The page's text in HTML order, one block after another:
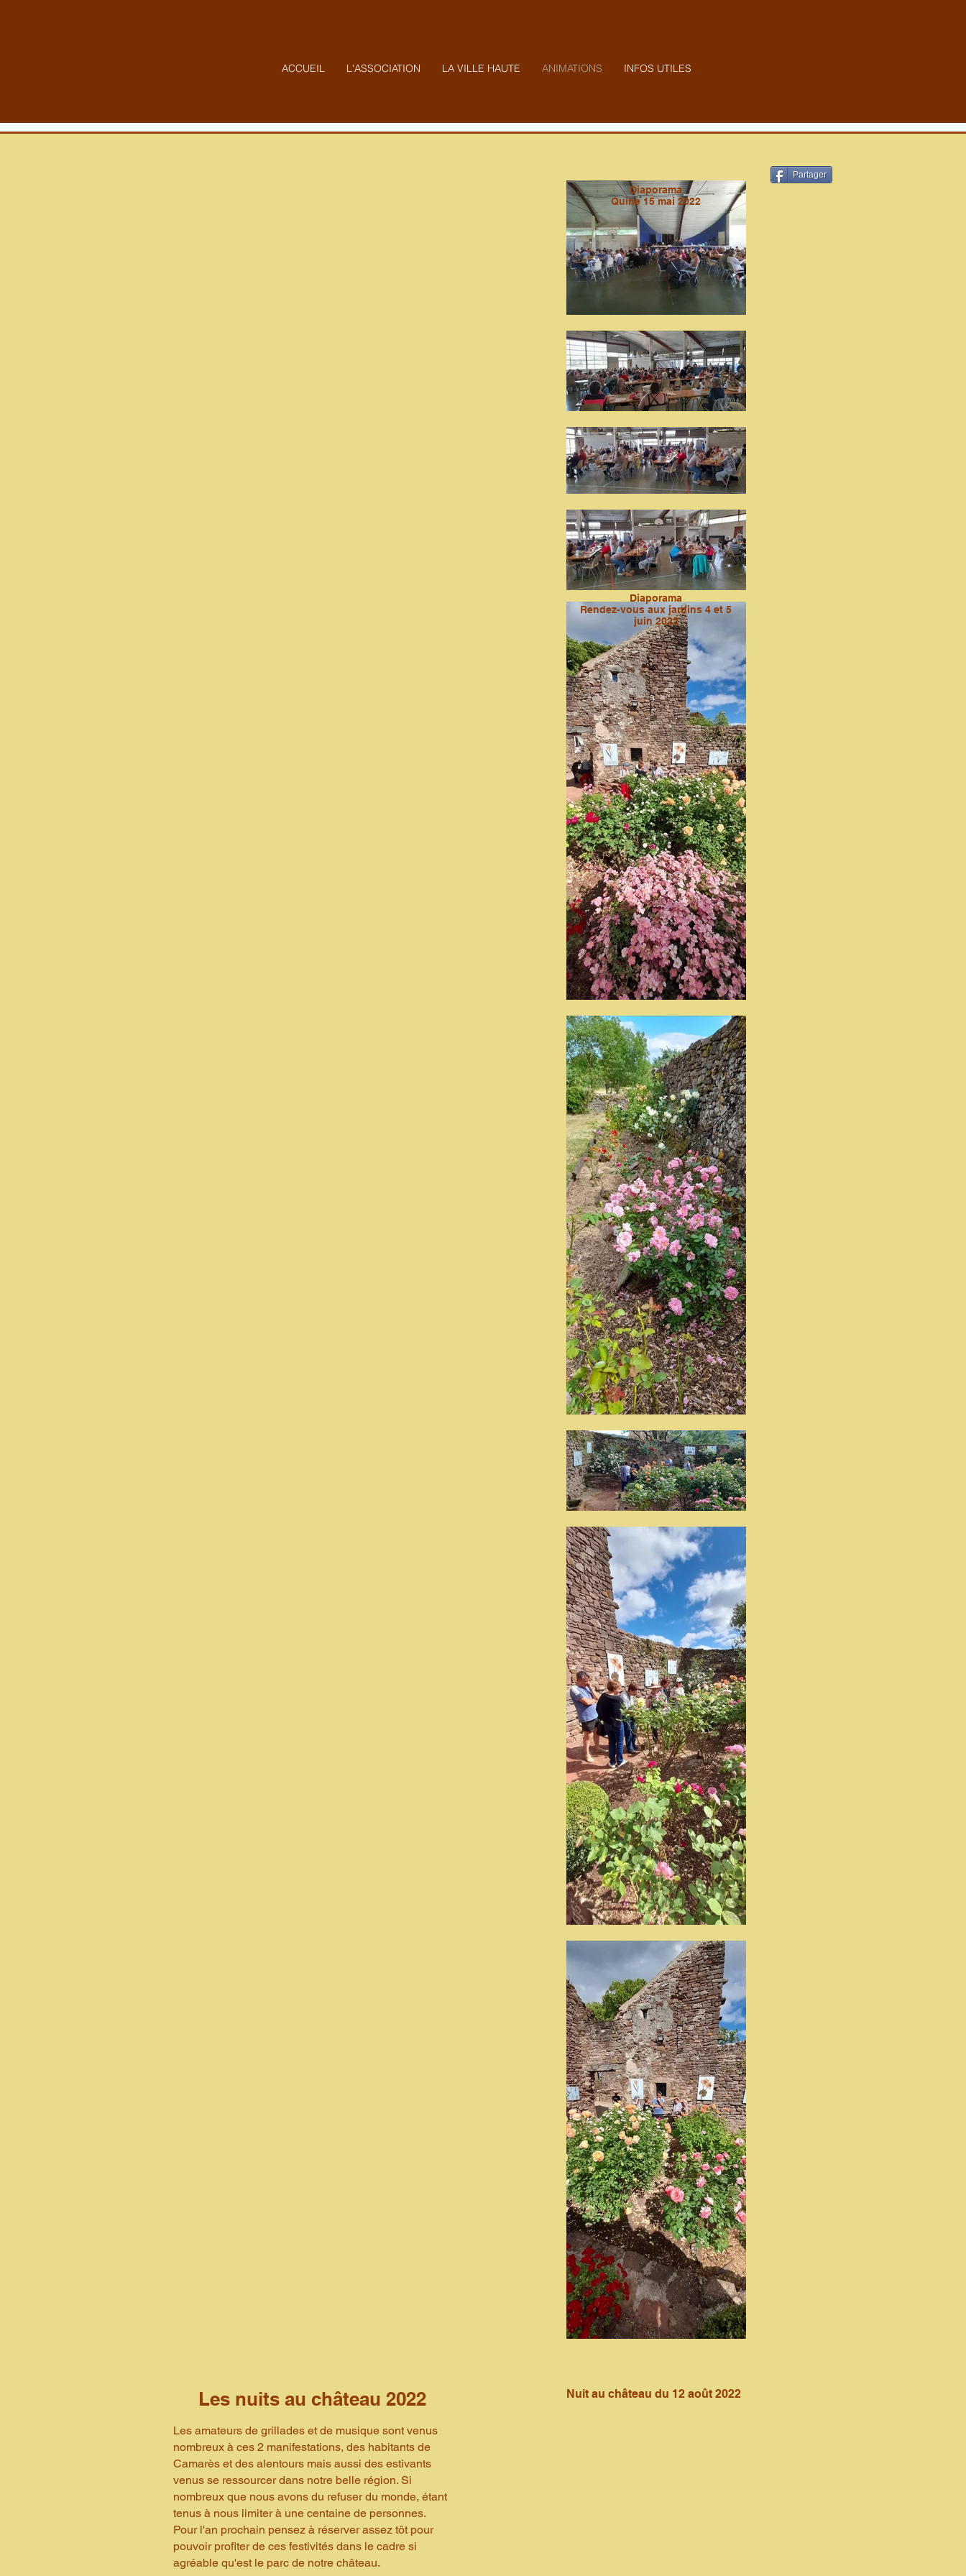
ACCUEIL L'ASSOCIATION LA VILLE HAUTE ANIMATIONS INFOS UTILES
Diaporama
Rendez-vous aux jardins 4 et 5
juin 2022
Diaporama
Quine 15 mai 2022
Partager
Les nuits au château 2022
Les amateurs de grillades et de musique sont venus
nombreux à ces 2 manifestations, des habitants de
Camarès et des alentours mais aussi des estivants
venus se ressourcer dans notre belle région. Si
nombreux que nous avons du refuser du monde, étant
tenus à nous limiter à une centaine de personnes.
Pour l'an prochain pensez à réserver assez tôt pour
pouvoir profiter de ces festivités dans le cadre si
agréable qu'est le parc de notre château.
Nuit au château du 12 août 2022